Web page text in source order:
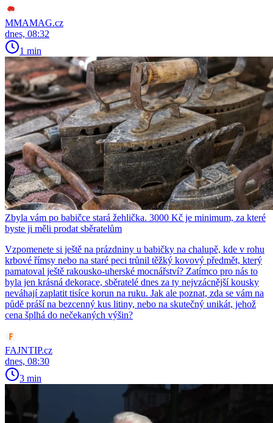
MMAMAG.cz
dnes, 08:32
1 min
Zbyla vám po babičce stará žehlička. 3000 Kč je minimum, za které
byste ji měli prodat sběratelům
Vzpomenete si ještě na prázdniny u babičky na chalupě, kde v rohu
krbové římsy nebo na staré peci trůnil těžký kovový předmět, který
pamatoval ještě rakousko-uherské mocnářství? Zatímco pro nás to
byla jen krásná dekorace, sběratelé dnes za ty nejvzácnější kousky
neváhají zaplatit tisíce korun na ruku. Jak ale poznat, zda se vám na
půdě práší na bezcenný kus litiny, nebo na skutečný unikát, jehož
cena šplhá do nečekaných výšin?
FAJNTIP.cz
dnes, 08:30
3 min